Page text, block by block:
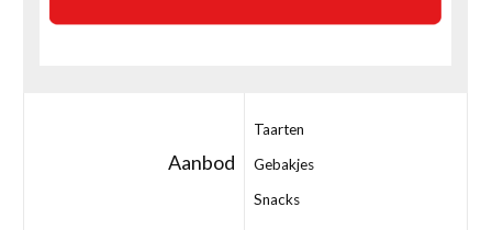
Aanbod
Taarten
Gebakjes
Snacks